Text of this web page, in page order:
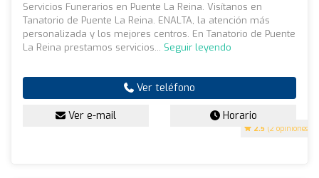
2.5 (2 opiniones)
Servicios Funerarios en Puente La Reina. Visítanos en
Tanatorio de Puente La Reina. ENALTA, la atención más
personalizada y los mejores centros. En Tanatorio de Puente
La Reina prestamos servicios... Seguir leyendo
Ver teléfono
Ver e-mail Horario